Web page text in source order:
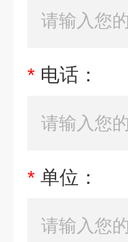
* 电话：
* 单位：